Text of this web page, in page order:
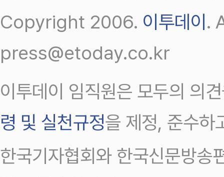
Copyright 2006. 이투데이.
press@etoday.co.kr
이투데이 임직원은 모두의 의
령 및 실천규정을 제정, 준수하
한국기자협회와 한국신문방송